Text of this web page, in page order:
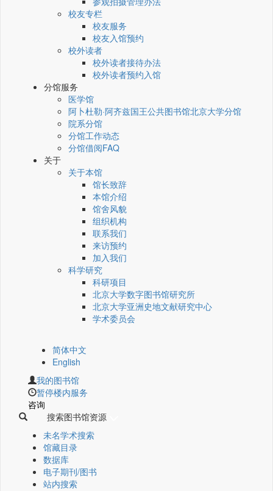
校友专栏
校友服务
校友入馆预约
校外读者
校外读者接待办法
校外读者预约入馆
分馆服务
医学馆
阿卜杜勒·阿齐兹国王公共图书馆北京大学分馆
院系分馆
分馆工作动态
分馆借阅FAQ
关于
关于本馆
馆长致辞
本馆介绍
馆舍风貌
组织机构
联系我们
来访预约
加入我们
科学研究
科研项目
北京大学数字图书馆研究所
北京大学亚洲史地文献研究中心
学术委员会
简体中文
English
我的图书馆
暂停楼内服务
咨询
搜索图书馆资源
未名学术搜索
馆藏目录
数据库
电子期刊/图书
站内搜索